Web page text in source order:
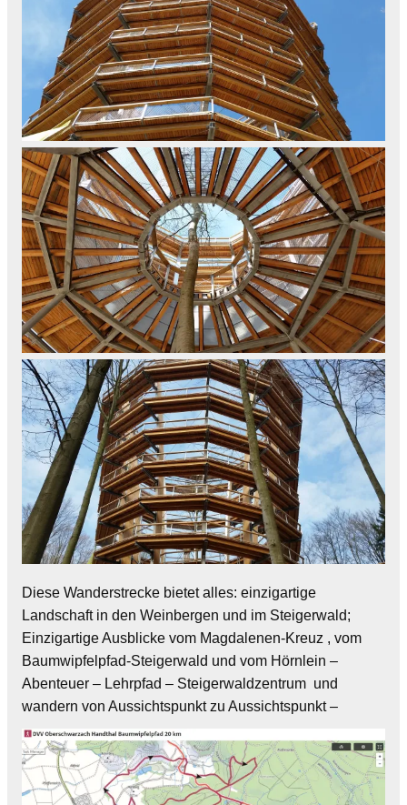
Diese Wanderstrecke bietet alles: einzigartige
Landschaft in den Weinbergen und im Steigerwald;
Einzigartige Ausblicke vom Magdalenen-Kreuz , vom
Baumwipfelpfad-Steigerwald und vom Hörnlein –
Abenteuer – Lehrpfad – Steigerwaldzentrum und
wandern von Aussichtspunkt zu Aussichtspunkt –